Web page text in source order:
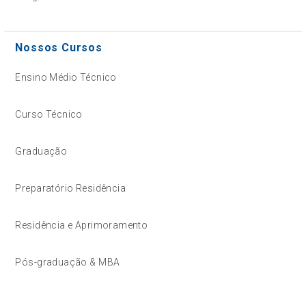
Nossos Cursos
Ensino Médio Técnico
Curso Técnico
Graduação
Preparatório Residência
Residência e Aprimoramento
Pós-graduação & MBA